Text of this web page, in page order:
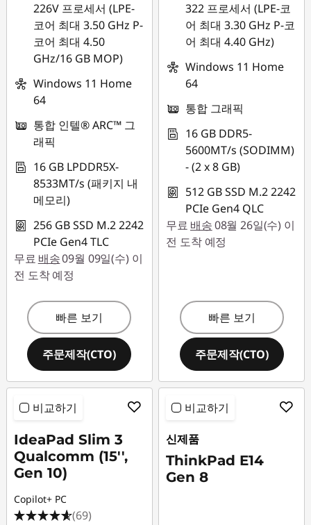
226V 프로세서 (LPE-
코어 최대 3.50 GHz P-
코어 최대 4.50
GHz/16 GB MOP)
Windows 11 Home
64
통합 인텔® ARC™ 그
래픽
16 GB LPDDR5X-
8533MT/s (패키지 내
메모리)
256 GB SSD M.2 2242
PCIe Gen4 TLC
무료 배송09월 09일(수) 이
전 도착 예정
빠른 보기
주문제작(CTO)
322 프로세서 (LPE-코
어 최대 3.30 GHz P-코
어 최대 4.40 GHz)
Windows 11 Home
64
통합 그래픽
16 GB DDR5-
5600MT/s (SODIMM)
- (2 x 8 GB)
512 GB SSD M.2 2242
PCIe Gen4 QLC
무료 배송08월 26일(수) 이
전 도착 예정
빠른 보기
주문제작(CTO)
비교하기
IdeaPad Slim 3
Qualcomm (15'',
Gen 10)
Copilot+ PC
(69)
비교하기
신제품
ThinkPad E14
Gen 8